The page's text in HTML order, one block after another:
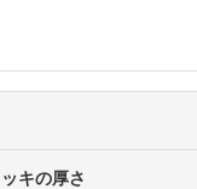
キの厚さ